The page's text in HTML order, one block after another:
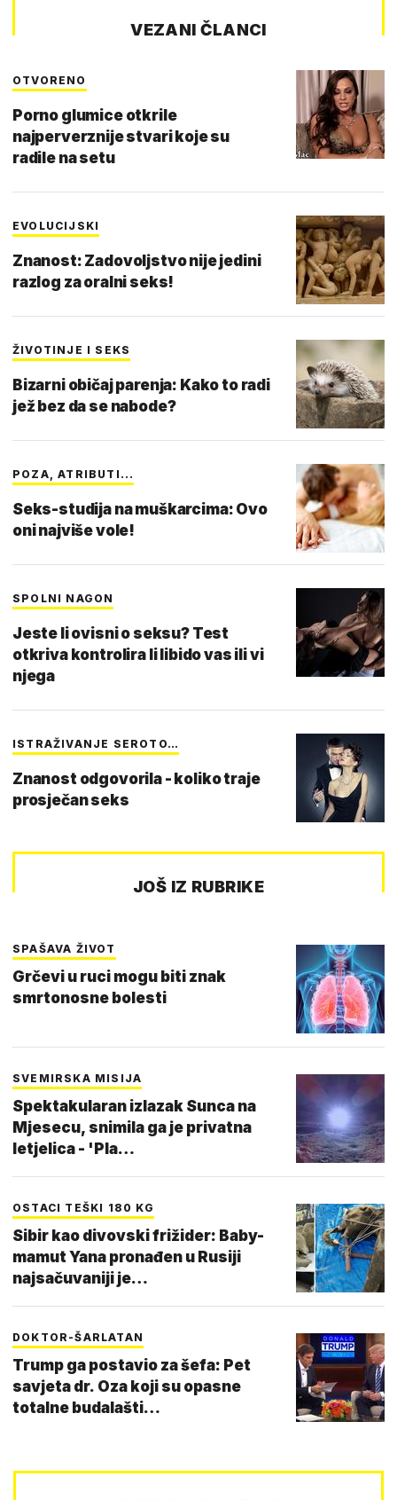
VEZANI ČLANCI
OTVORENO
Porno glumice otkrile
najperverznije stvari koje su
radile na setu
EVOLUCIJSKI
Znanost: Zadovoljstvo nije jedini
razlog za oralni seks!
ŽIVOTINJE I SEKS
Bizarni običaj parenja: Kako to radi
jež bez da se nabode?
POZA, ATRIBUTI...
Seks-studija na muškarcima: Ovo
oni najviše vole!
SPOLNI NAGON
Jeste li ovisni o seksu? Test
otkriva kontrolira li libido vas ili vi
njega
ISTRAŽIVANJE SEROTO…
Znanost odgovorila - koliko traje
prosječan seks
JOŠ IZ RUBRIKE
SPAŠAVA ŽIVOT
Grčevi u ruci mogu biti znak
smrtonosne bolesti
SVEMIRSKA MISIJA
Spektakularan izlazak Sunca na
Mjesecu, snimila ga je privatna
letjelica - 'Pla…
OSTACI TEŠKI 180 KG
Sibir kao divovski frižider: Baby-
mamut Yana pronađen u Rusiji
najsačuvaniji je…
DOKTOR-ŠARLATAN
Trump ga postavio za šefa: Pet
savjeta dr. Oza koji su opasne
totalne budalašti…